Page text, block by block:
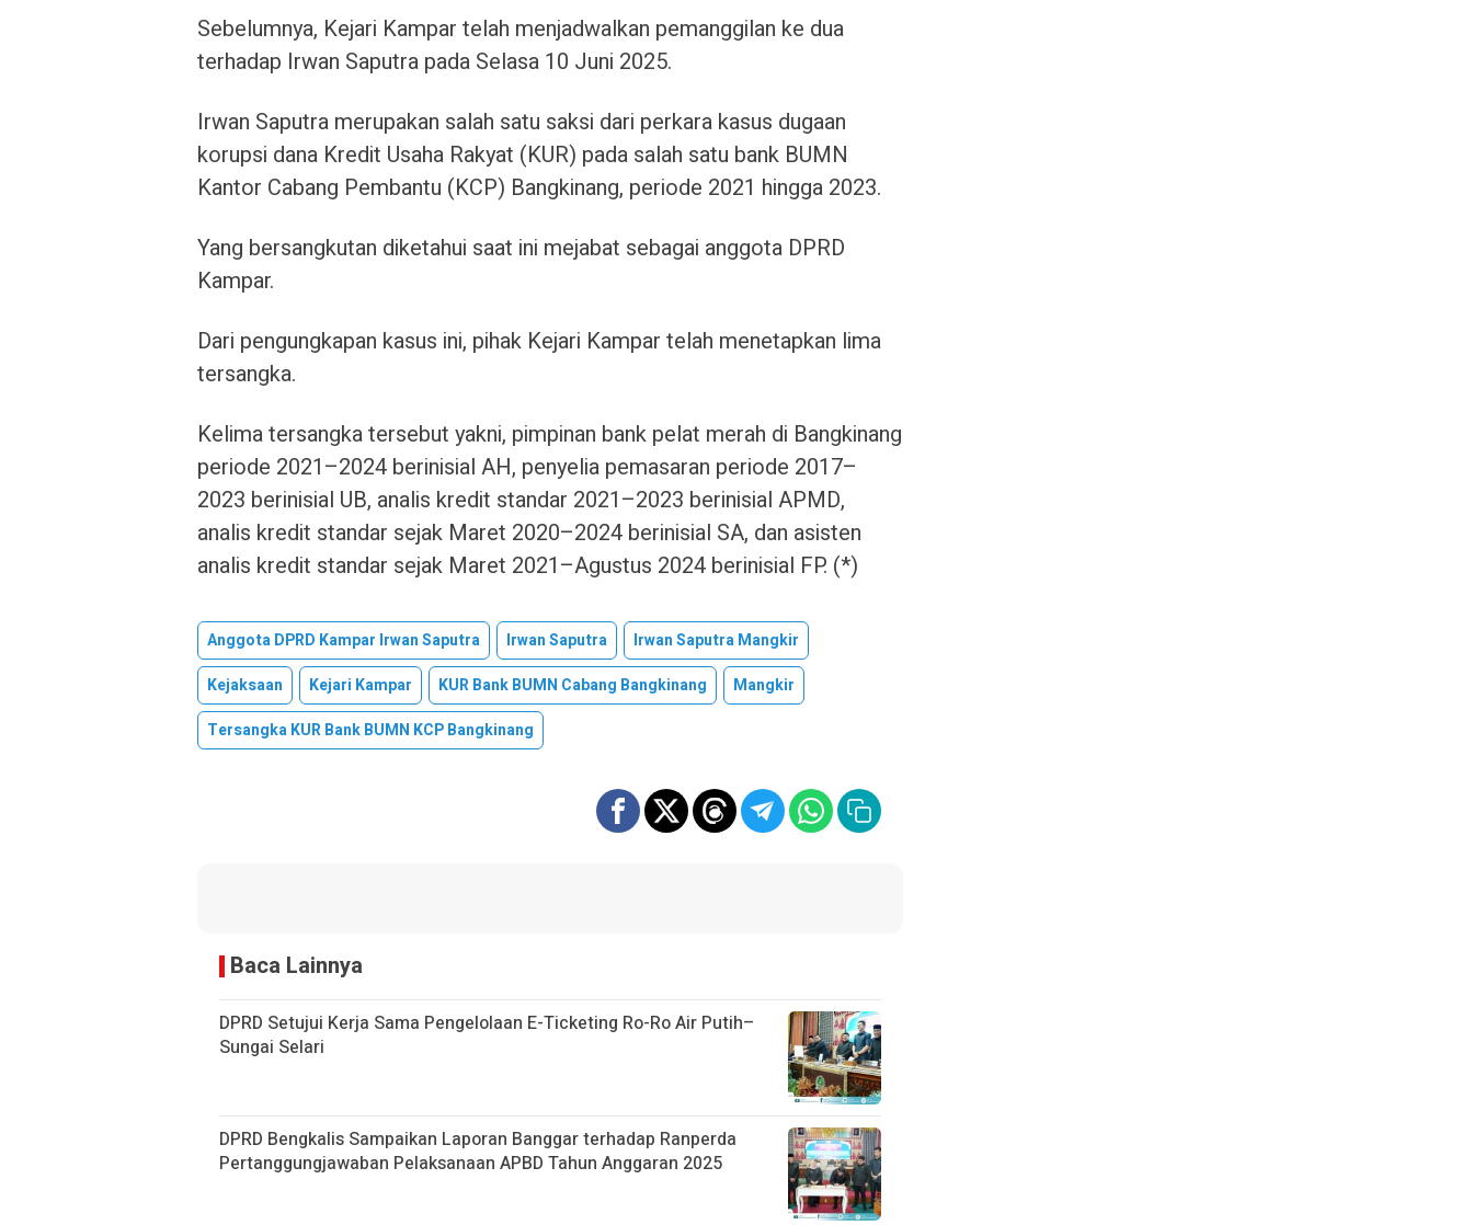
Sebelumnya, Kejari Kampar telah menjadwalkan pemanggilan ke dua
terhadap Irwan Saputra pada Selasa 10 Juni 2025.
Irwan Saputra merupakan salah satu saksi dari perkara kasus dugaan
korupsi dana Kredit Usaha Rakyat (KUR) pada salah satu bank BUMN
Kantor Cabang Pembantu (KCP) Bangkinang, periode 2021 hingga 2023.
Yang bersangkutan diketahui saat ini mejabat sebagai anggota DPRD
Kampar.
Dari pengungkapan kasus ini, pihak Kejari Kampar telah menetapkan lima
tersangka.
Kelima tersangka tersebut yakni, pimpinan bank pelat merah di Bangkinang
periode 2021–2024 berinisial AH, penyelia pemasaran periode 2017–
2023 berinisial UB, analis kredit standar 2021–2023 berinisial APMD,
analis kredit standar sejak Maret 2020–2024 berinisial SA, dan asisten
analis kredit standar sejak Maret 2021–Agustus 2024 berinisial FP. (*)
Anggota DPRD Kampar Irwan Saputra Irwan Saputra
Irwan Saputra Mangkir
Kejaksaan
Kejari Kampar KUR Bank BUMN Cabang Bangkinang
Mangkir
Tersangka KUR Bank BUMN KCP Bangkinang
Baca Lainnya
DPRD Setujui Kerja Sama Pengelolaan E-Ticketing Ro-Ro Air Putih–
Sungai Selari
DPRD Bengkalis Sampaikan Laporan Banggar terhadap Ranperda
Pertanggungjawaban Pelaksanaan APBD Tahun Anggaran 2025